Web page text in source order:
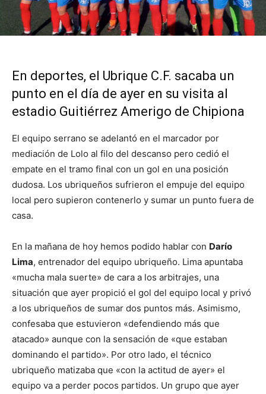
En deportes, el Ubrique C.F. sacaba un
punto en el día de ayer en su visita al
estadio Guitiérrez Amerigo de Chipiona
El equipo serrano se adelantó en el marcador por
mediación de Lolo al filo del descanso pero cedió el
empate en el tramo final con un gol en una posición
dudosa. Los ubriqueños sufrieron el empuje del equipo
local pero supieron contenerlo y sumar un punto fuera de
casa.
En la mañana de hoy hemos podido hablar con Darío
Lima, entrenador del equipo ubriqueño. Lima apuntaba
«mucha mala suerte» de cara a los arbitrajes, una
situación que ayer propició el gol del equipo local y privó
a los ubriqueños de sumar dos puntos más. Asimismo,
confesaba que estuvieron «defendiendo más que
atacado» aunque con la sensación de «que estaban
dominando el partido». Por otro lado, el técnico
ubriqueño matizaba que «con la actitud de ayer» el
equipo va a perder pocos partidos. Un grupo que ayer